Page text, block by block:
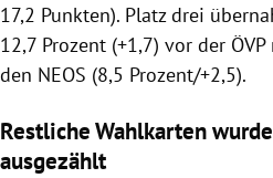
17,2 Punkten). Platz drei
12,7 Prozent (+1,7) vor der
den NEOS (8,5 Prozent/+2,5).
Restliche Wahlkarten
ausgezählt